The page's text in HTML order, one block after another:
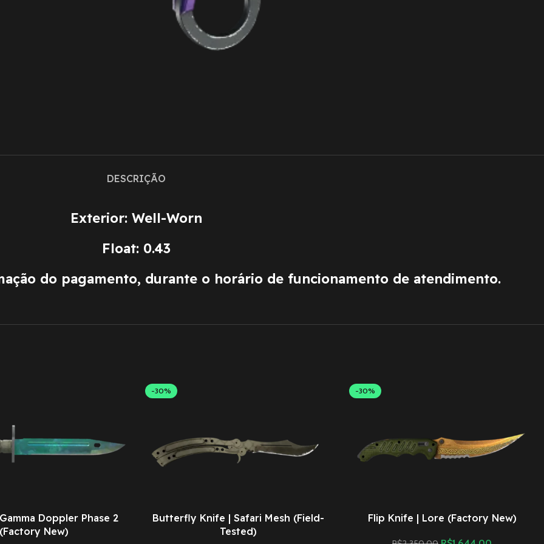
DESCRIÇÃO
Exterior: Well-Worn
Float: 0.43
do pagamento, durante o horário de funcionamento de atendimento.
Doppler Phase 2
(Factory New)
-30%
Butterfly Knife | Safari Mesh (Field-
Tested)
-30%
Flip Knife | Lore (Factory New)